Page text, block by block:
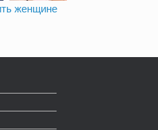
женщине